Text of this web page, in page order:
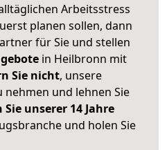
Arbeitsstress
planen sollen, dann
für Sie und stellen
in Heilbronn mit
Sie nicht, unsere
nehmen und lehnen Sie
unserer 14 Jahre
und holen Sie